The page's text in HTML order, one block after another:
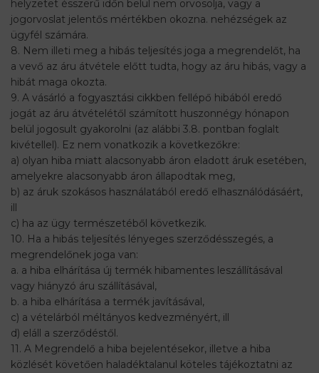
helyzetet ésszerű időn belül nem orvosolja, vagy a
jogorvoslat jelentős mértékben okozna. nehézségek az
ügyfél számára.
8. Nem illeti meg a hibás teljesítés joga a megrendelőt, ha
a vevő az áru átvétele előtt tudta, hogy az áru hibás, vagy a
hibát maga okozta.
9. A vásárló a fogyasztási cikkben fellépő hibából eredő
jogát az áru átvételétől számított huszonnégy hónapon
belül jogosult gyakorolni (az alábbi 3.8. pontban foglalt
kivétellel). Ez nem vonatkozik a következőkre:
a) olyan hiba miatt alacsonyabb áron eladott áruk esetében,
amelyekre alacsonyabb áron állapodtak meg,
b) az áruk szokásos használatából eredő elhasználódásáért,
ill
c) ha az ügy természetéből következik.
10. Ha a hibás teljesítés lényeges szerződésszegés, a
megrendelőnek joga van:
a. a hiba elhárítása új termék hibamentes leszállításával
vagy hiányzó áru szállításával,
b. a hiba elhárítása a termék javításával,
c) a vételárból méltányos kedvezményért, ill
d) eláll a szerződéstől.
11. A Megrendelő a hiba bejelentésekor, illetve a hiba
közlését követően haladéktalanul köteles tájékoztatni az